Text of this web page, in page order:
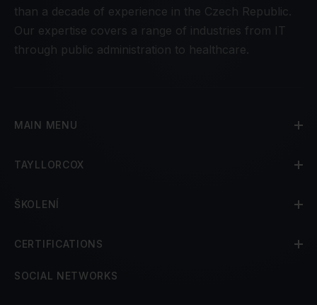
than a decade of experience in the Czech Republic.
Our expertise covers a range of industries from IT
through public administration to healthcare.
MAIN MENU
TAYLLORCOX
ŠKOLENÍ
CERTIFICATIONS
SOCIAL NETWORKS